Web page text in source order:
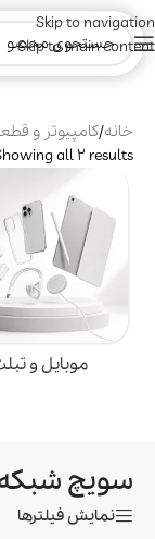
Skip to navigation
Skip to main content
خانه/کامپیوتر و
all 2 results
موبایل و
سویچ
نمایش فیلترها